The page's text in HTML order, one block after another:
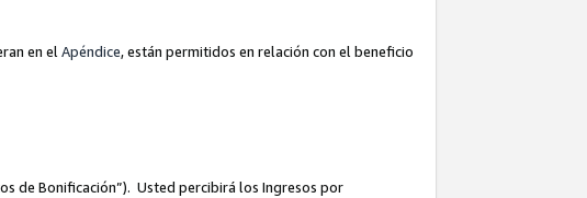
en el Apéndice, están permitidos en relación con el beneficio
de Bonificación”). Usted percibirá los Ingresos por